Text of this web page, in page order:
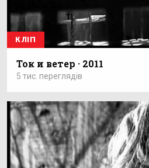
КЛІП
Ток и ветер · 2011
5 тис. переглядів